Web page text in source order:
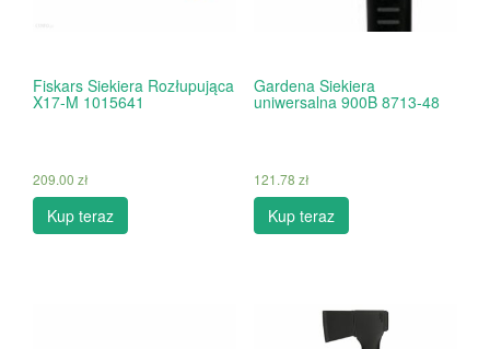
Fiskars Siekiera Rozłupująca
X17-M 1015641
209.00 zł
Kup teraz
Gardena Siekiera
uniwersalna 900B 8713-48
121.78 zł
Kup teraz